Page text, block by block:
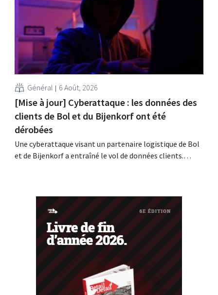
obstacle. Les conditions sont-elles équitables pour tous
Général 6 Août, 2026
[Mise à jour] Cyberattaque : les données des
clients de Bol et du Bijenkorf ont été
dérobées
Une cyberattaque visant un partenaire logistique de Bol
et de Bijenkorf a entraîné le vol de données clients.